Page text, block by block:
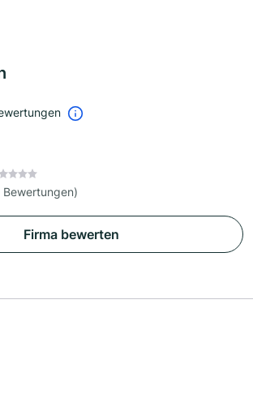
Bewertungen)
Firma bewerten